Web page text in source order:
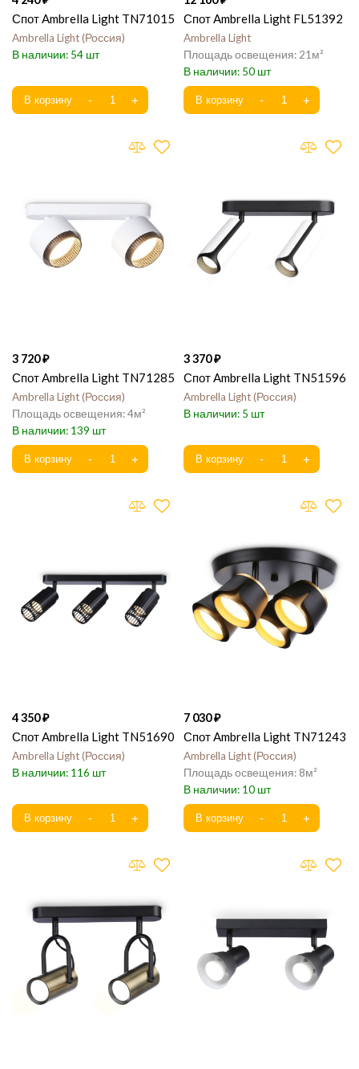
Спот Ambrella Light TN71015
Ambrella Light Россия
54
Спот Ambrella Light FL51392
Ambrella Light
21
50
3 720
Спот Ambrella Light TN71285
Ambrella Light Россия
4
139
3 370
Спот Ambrella Light TN51596
Ambrella Light Россия
5
4 350
Спот Ambrella Light TN51690
Ambrella Light Россия
116
7 030
Спот Ambrella Light TN71243
Ambrella Light Россия
8
10